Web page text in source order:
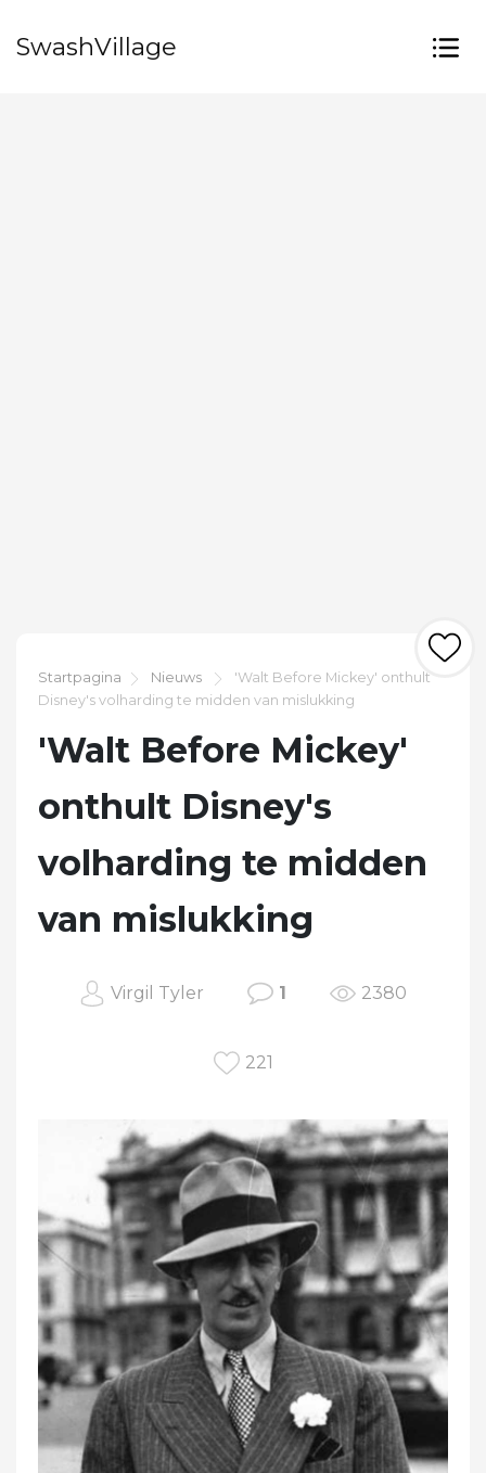
SwashVillage
Startpagina Nieuws
'Walt Before Mickey' onthult
Disney's volharding te midden van mislukking
'Walt Before Mickey'
onthult Disney's
volharding te midden
van mislukking
Virgil Tyler 1 2380
221